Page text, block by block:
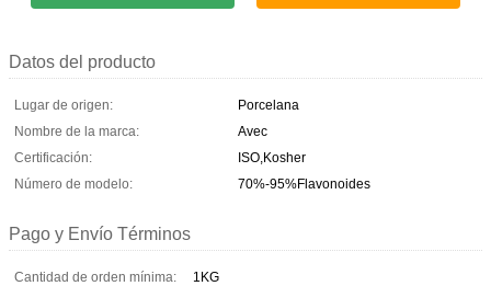
Datos del producto
Lugar de origen:
Porcelana
Nombre de la marca:
Avec
Certificación:
ISO,Kosher
Número de modelo:
70%-95%Flavonoides
Pago y Envío Términos
Cantidad de orden mínima:
1KG